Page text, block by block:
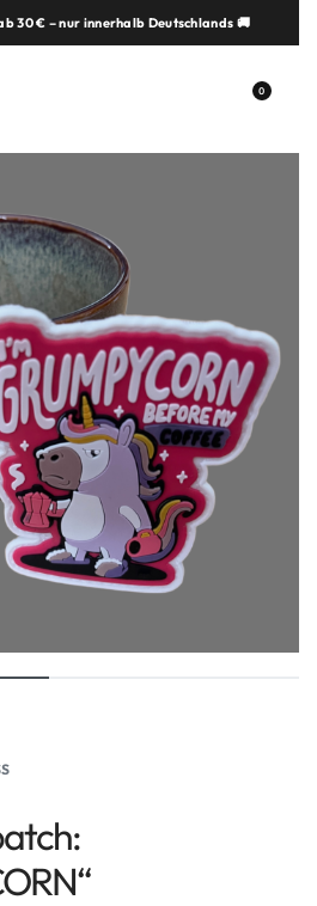
30 € – nur innerhalb Deutschlands 🚚
0